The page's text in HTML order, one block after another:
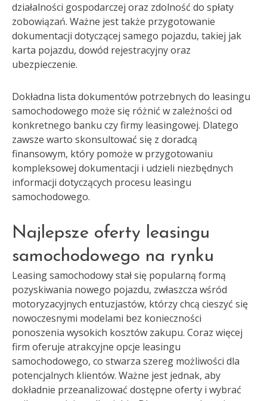
działalności gospodarczej oraz zdolność do spłaty
zobowiązań. Ważne jest także przygotowanie
dokumentacji dotyczącej samego pojazdu, takiej jak
karta pojazdu, dowód rejestracyjny oraz
ubezpieczenie.
Dokładna lista dokumentów potrzebnych do leasingu
samochodowego może się różnić w zależności od
konkretnego banku czy firmy leasingowej. Dlatego
zawsze warto skonsultować się z doradcą
finansowym, który pomoże w przygotowaniu
kompleksowej dokumentacji i udzieli niezbędnych
informacji dotyczących procesu leasingu
samochodowego.
Najlepsze oferty leasingu
samochodowego na rynku
Leasing samochodowy stał się popularną formą
pozyskiwania nowego pojazdu, zwłaszcza wśród
motoryzacyjnych entuzjastów, którzy chcą cieszyć się
nowoczesnymi modelami bez konieczności
ponoszenia wysokich kosztów zakupu. Coraz więcej
firm oferuje atrakcyjne opcje leasingu
samochodowego, co stwarza szereg możliwości dla
potencjalnych klientów. Ważne jest jednak, aby
dokładnie przeanalizować dostępne oferty i wybrać